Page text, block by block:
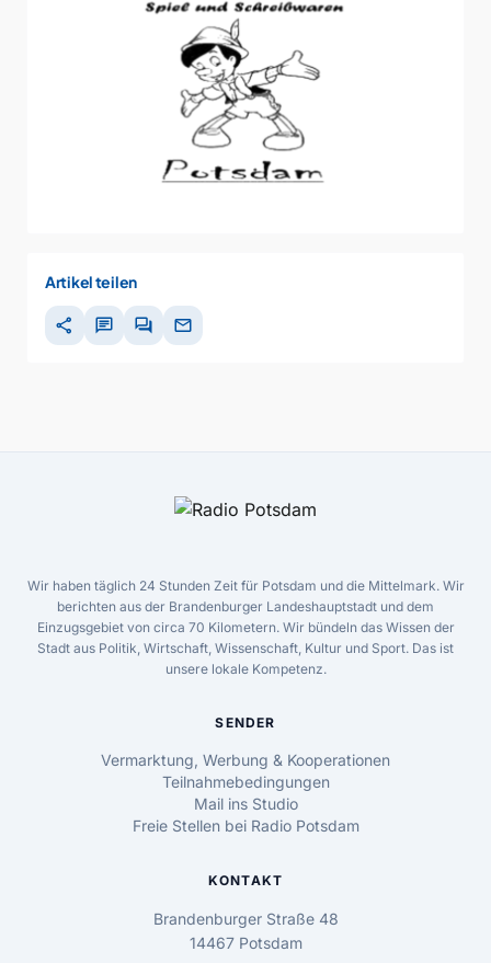
Artikel teilen
share chat forum mail
Wir haben täglich 24 Stunden Zeit für Potsdam und die Mittelmark. Wir
berichten aus der Brandenburger Landeshauptstadt und dem
Einzugsgebiet von circa 70 Kilometern. Wir bündeln das Wissen der
Stadt aus Politik, Wirtschaft, Wissenschaft, Kultur und Sport. Das ist
unsere lokale Kompetenz.
SENDER
Vermarktung, Werbung & Kooperationen
Teilnahmebedingungen
Mail ins Studio
Freie Stellen bei Radio Potsdam
KONTAKT
Brandenburger Straße 48
14467 Potsdam